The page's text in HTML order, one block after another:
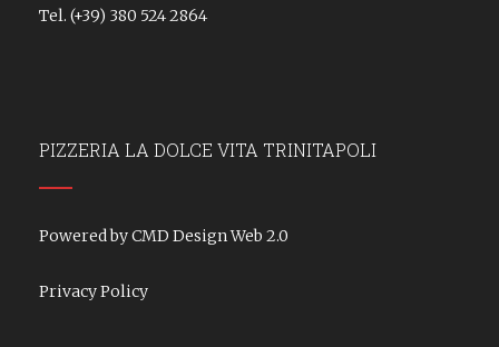
Tel. (+39) 380 524 2864
PIZZERIA LA DOLCE VITA TRINITAPOLI
Powered by CMD Design Web 2.0
Privacy Policy